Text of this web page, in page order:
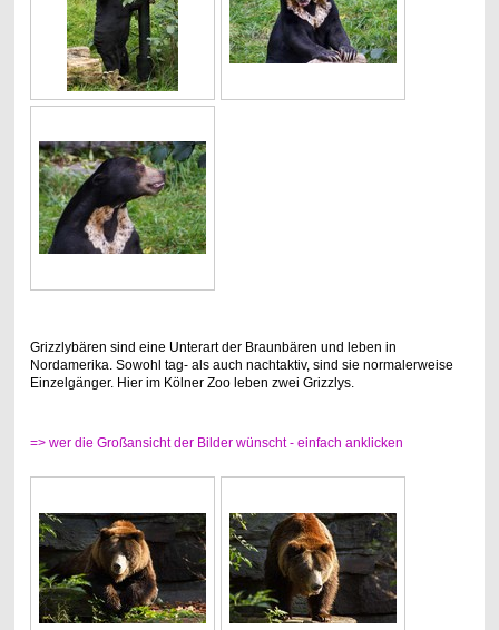
Grizzlybären sind eine Unterart der Braunbären und leben in
Nordamerika. Sowohl tag- als auch nachtaktiv, sind sie normalerweise
Einzelgänger. Hier im Kölner Zoo leben zwei Grizzlys.
=> wer die Großansicht der Bilder wünscht - einfach anklicken